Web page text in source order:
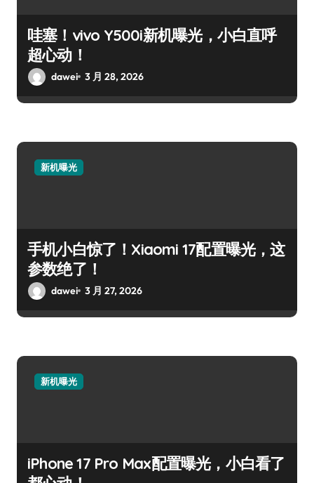
哇塞！vivo Y500i新机曝光，小白直呼
超心动！
dawei 3 月 28, 2026
新机曝光
手机小白惊了！Xiaomi 17配置曝光，这
参数绝了！
dawei 3 月 27, 2026
新机曝光
iPhone 17 Pro Max配置曝光，小白看了